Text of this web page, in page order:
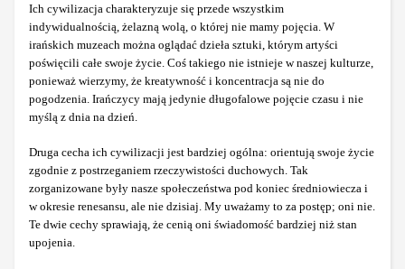
Ich cywilizacja charakteryzuje się przede wszystkim
indywidualnością, żelazną wolą, o której nie mamy pojęcia. W
irańskich muzeach można oglądać dzieła sztuki, którym artyści
poświęcili całe swoje życie. Coś takiego nie istnieje w naszej kulturze,
ponieważ wierzymy, że kreatywność i koncentracja są nie do
pogodzenia. Irańczycy mają jedynie długofalowe pojęcie czasu i nie
myślą z dnia na dzień.
Druga cecha ich cywilizacji jest bardziej ogólna: orientują swoje życie
zgodnie z postrzeganiem rzeczywistości duchowych. Tak
zorganizowane były nasze społeczeństwa pod koniec średniowiecza i
w okresie renesansu, ale nie dzisiaj. My uważamy to za postęp; oni nie.
Te dwie cechy sprawiają, że cenią oni świadomość bardziej niż stan
upojenia.